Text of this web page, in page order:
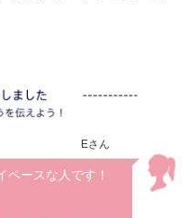
Eさん
ペースな人です！